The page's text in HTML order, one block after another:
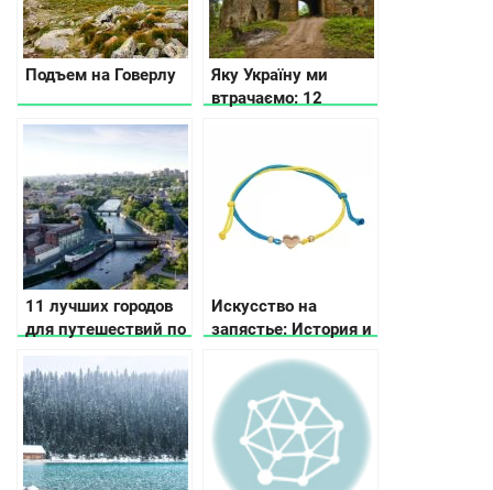
Подъем на Говерлу
Яку Укрaїну ми
втрачаємo: 12
зникнення
11 лучших городов
для путешествий по
CNN
Искусство на
запястье: История и
драгоценных
браслетов